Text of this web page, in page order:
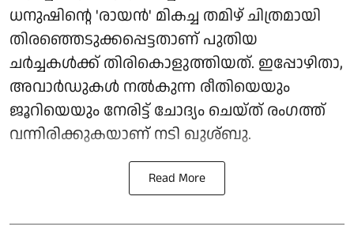
ധനുഷിന്റെ 'രായൻ' മികച്ച തമിഴ് ചിത്രമായി
തിരഞ്ഞെടുക്കപ്പെട്ടതാണ് പുതിയ
ചർച്ചകൾക്ക് തിരികൊളുത്തിയത്. ഇപ്പോഴിതാ,
അവാർഡുകൾ നൽകുന്ന രീതിയെയും
ജൂറിയെയും നേരിട്ട് ചോദ്യം ചെയ്ത് രംഗത്ത്
വന്നിരിക്കുകയാണ് നടി ഖുശ്ബു.
Read More